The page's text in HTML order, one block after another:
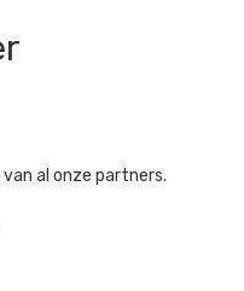
al onze partners.